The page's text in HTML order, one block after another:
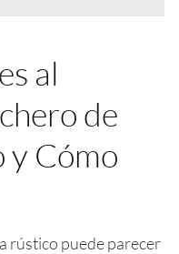
al
de
y Cómo
rústico puede parecer